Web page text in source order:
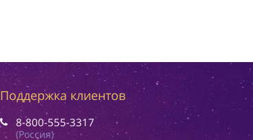
Поддержка клиентов
8-800-555-3317
(Россия)